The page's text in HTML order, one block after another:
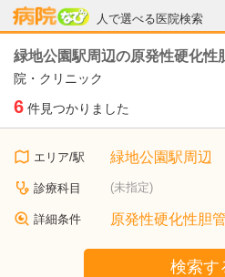
人で選べる医院検索
病院なび
緑地公園駅周辺の原発性硬化性
院・クリニック
6 件見つかりました
エリア/駅 緑地公園駅周辺
診療科目 (未指定)
詳細条件 原発性硬化性胆
検索す